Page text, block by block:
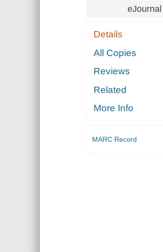
eJournal
Details
All Copies
Reviews
Related
More Info
MARC Record